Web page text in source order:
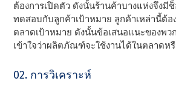
ต้องการเปิดตัว ดังนั้นร้านค้าบางแห่งจึงมี
ทดสอบกับลูกค้าเป้าหมาย ลูกค้าเหล่านี้ต้อ
ตลาดเป้าหมาย ดังนั้นข้อเสนอแนะของพว
เข้าใจว่าผลิตภัณฑ์จะใช้งานได้ในตลาดห
02. การวิเคราะห์